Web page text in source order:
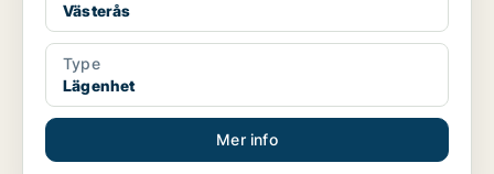
Västerås
Type
Lägenhet
Mer info